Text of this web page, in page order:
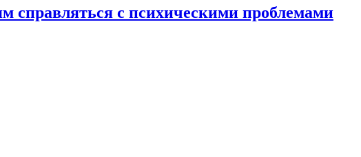
справляться с психическими проблемами